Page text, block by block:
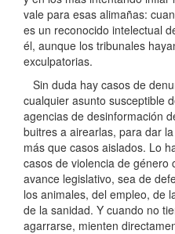
vale para esas alimañas:
es un reconocido intelectual
él, aunque los tribunales
exculpatorias.
Sin duda hay casos de
cualquier asunto susceptible
agencias de desinformación
buitres a airearlas, para dar
más que casos aislados. Lo
casos de violencia de género
avance legislativo, sea de
los animales, del empleo, de
de la sanidad. Y cuando no
agarrarse, mienten